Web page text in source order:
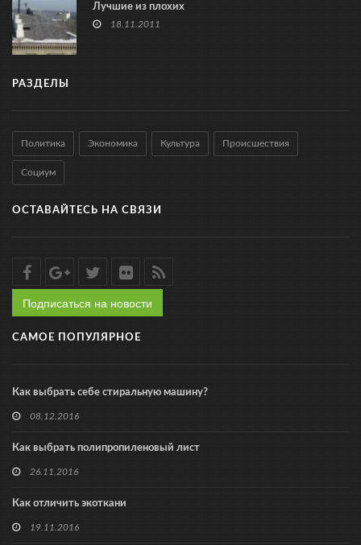
Лучшие из плохих
18.11.2011
РАЗДЕЛЫ
Политика Экономика Культура Происшествия
Социум
ОСТАВАЙТЕСЬ НА СВЯЗИ
Подписаться на новости
САМОЕ ПОПУЛЯРНОЕ
Как выбрать себе стиральную машину?
08.12.2016
Как выбрать полипропиленовый лист
26.11.2016
Как отличить экоткани
19.11.2016